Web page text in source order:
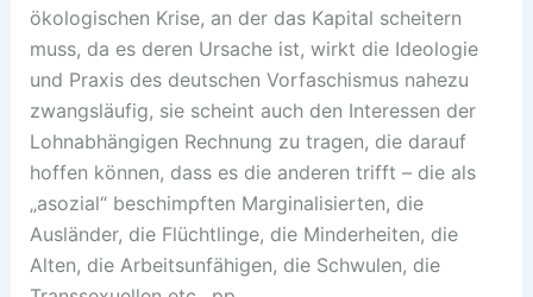
ökologischen Krise, an der das Kapital scheitern
muss, da es deren Ursache ist, wirkt die Ideologie
und Praxis des deutschen Vorfaschismus nahezu
zwangsläufig, sie scheint auch den Interessen der
Lohnabhängigen Rechnung zu tragen, die darauf
hoffen können, dass es die anderen trifft – die als
„asozial“ beschimpften Marginalisierten, die
Ausländer, die Flüchtlinge, die Minderheiten, die
Alten, die Arbeitsunfähigen, die Schwulen, die